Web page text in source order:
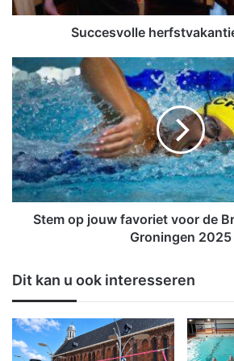
l
h
e
r
f
s
t
v
a
k
e
N
N
Succesvolle
S
t
e
m
o
p
j
o
u
o
r
i
e
t
Stem op jouw favoriet voor de
Groningen 2025
Dit kan u ook interesseren